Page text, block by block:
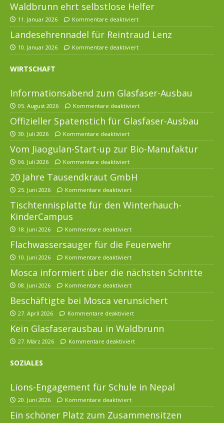
Waldbrunn ehrt selbstlose Helfer
11. Januar 2026 Kommentare deaktiviert
Landesehrennadel für Reintraud Lenz
10. Januar 2026 Kommentare deaktiviert
WIRTSCHAFT
Informationsabend zum Glasfaser-Ausbau
05. August 2026 Kommentare deaktiviert
Offizieller Spatenstich für Glasfaser-Ausbau
30. Juli 2026 Kommentare deaktiviert
Vom Jiaogulan-Start-up zur Bio-Manufaktur
06. Juli 2026 Kommentare deaktiviert
20 Jahre Tausendkraut GmbH
25. Juni 2026 Kommentare deaktiviert
Tischtennisplatte für den Winterhauch-
KinderCampus
18. Juni 2026 Kommentare deaktiviert
Flachwassersauger für die Feuerwehr
10. Juni 2026 Kommentare deaktiviert
Mosca informiert über die nächsten Schritte
08. Juni 2026 Kommentare deaktiviert
Beschäftigte bei Mosca verunsichert
27. April 2026 Kommentare deaktiviert
Kein Glasfaserausbau in Waldbrunn
27. März 2026 Kommentare deaktiviert
SOZIALES
Lions-Engagement für Schule in Nepal
20. Juni 2026 Kommentare deaktiviert
Ein schöner Platz zum Zusammensitzen